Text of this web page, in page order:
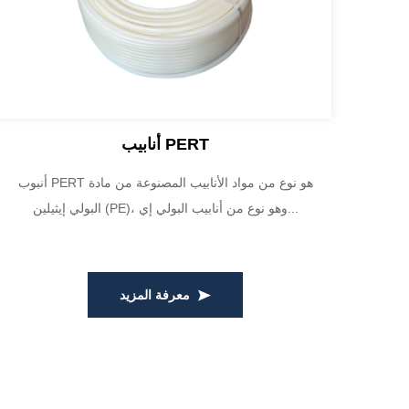
أنابيب PERT
أنبوب PERT هو نوع من مواد الأنابيب المصنوعة من مادة
معرفة المزيد